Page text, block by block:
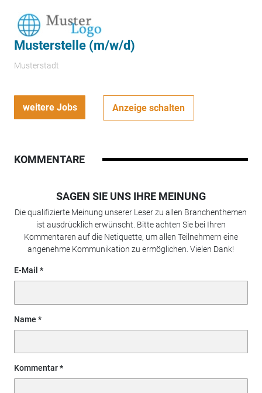
Musterstelle (m/w/d)
Musterstadt
weitere Jobs Anzeige schalten
KOMMENTARE
SAGEN SIE UNS IHRE MEINUNG
Die qualifizierte Meinung unserer Leser zu allen Branchenthemen
ist ausdrücklich erwünscht. Bitte achten Sie bei Ihren
Kommentaren auf die Netiquette, um allen Teilnehmern eine
angenehme Kommunikation zu ermöglichen. Vielen Dank!
E-Mail
Name
Kommentar